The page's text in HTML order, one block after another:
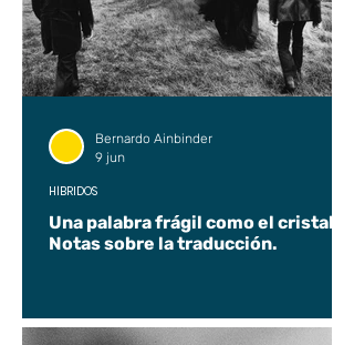
Una palabra frágil como el cristal.
Notas sobre la traducción.
HÍBRIDOS
Bernardo Ainbinder
9 jun